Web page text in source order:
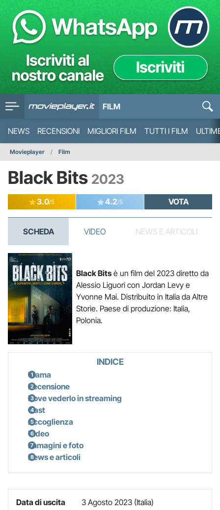
FILM
NEWS RECENSIONI MIGLIORI FILM TUTTI I FILM
Movieplayer Film
Black Bits 2023
3.0/5 4.2/5 VOTA
SCHEDA VIDEO NEWS E ARTICOLI
Black Bitsè un film del 2023 diretto da
Alessio Liguori con Jordan Levy e
Yvonne Mai. Distribuito in Italia da Altre
Storie. Paese di produzione: Italia,
Polonia.
INDICE
Trama
Recensione
Dove vederlo in streaming
Cast
Accoglienza
Video
Immagini e foto
News e articoli
Data di uscita
3 Agosto 2023 (Italia)